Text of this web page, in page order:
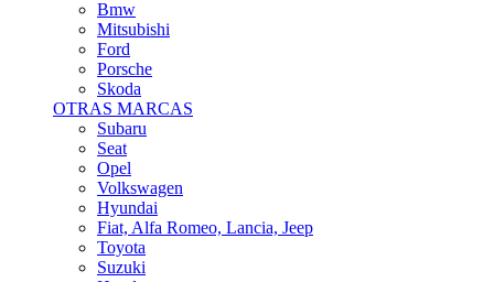
Ford
Porsche
Skoda
OTRAS MARCAS
Subaru
Seat
Opel
Volkswagen
Hyundai
Fiat, Alfa Romeo, Lancia, Jeep
Toyota
Suzuki
Honda